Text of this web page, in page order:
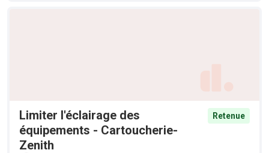
Limiter l'éclairage des
équipements - Cartoucherie-
Zenith
Retenue